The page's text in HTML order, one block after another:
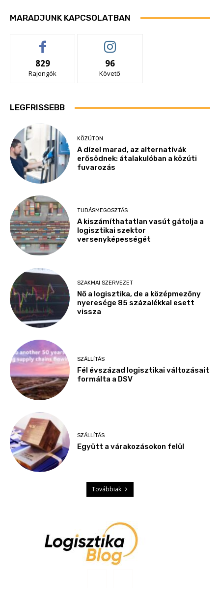
MARADJUNK KAPCSOLATBAN
829
Rajongók
96
Követő
LEGFRISSEBB
KÖZÚTON
A dízel marad, az alternatívák
erősödnek: átalakulóban a közúti
fuvarozás
TUDÁSMEGOSZTÁS
A kiszámíthatatlan vasút gátolja a
logisztikai szektor
versenyképességét
SZAKMAI SZERVEZET
Nő a logisztika, de a középmezőny
nyeresége 85 százalékkal esett
vissza
SZÁLLÍTÁS
Fél évszázad logisztikai változásait
formálta a DSV
SZÁLLÍTÁS
Együtt a várakozásokon felül
Továbbiak